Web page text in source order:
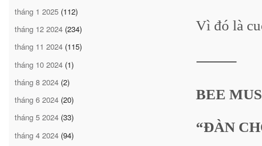
tháng 1 2025 (112)
tháng 12 2024 (234)
tháng 11 2024 (115)
tháng 10 2024 (1)
tháng 8 2024 (2)
tháng 6 2024 (20)
tháng 5 2024 (33)
tháng 4 2024 (94)
Vì đó là
⸻
BEE
“ĐÀN